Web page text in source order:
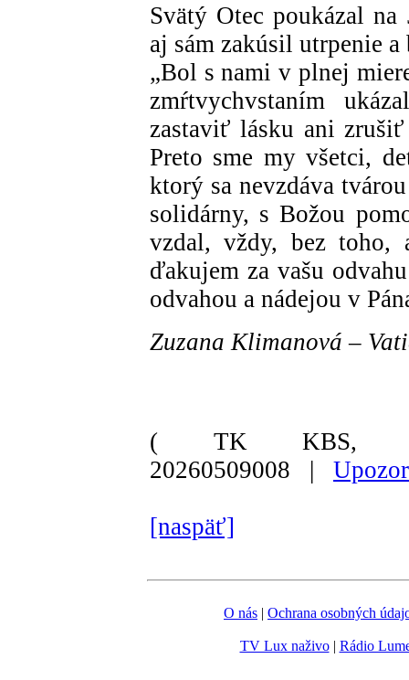
Svätý Otec poukázal
aj sám zakúsil utrpenie
„Bol s nami v plnej
zmŕtvychvstaním
zastaviť lásku ani
Preto sme my všetci,
ktorý sa nevzdáva
solidárny, s Božou
vzdal, vždy, bez toho,
ďakujem za vašu
odvahou a nádejou v
Zuzana Klimanová –
( TK KBS,
20260509008 |
[naspäť]
O nás | Ochrana osobných
TV Lux naživo| Rádio